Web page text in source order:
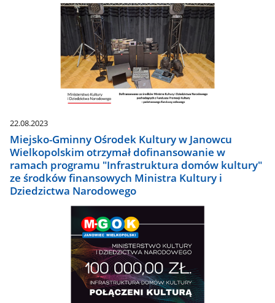
22.08.2023
Miejsko-Gminny Ośrodek Kultury w Janowcu
Wielkopolskim otrzymał dofinansowanie w
ramach programu "Infrastruktura domów kultury"
ze środków finansowych Ministra Kultury i
Dziedzictwa Narodowego